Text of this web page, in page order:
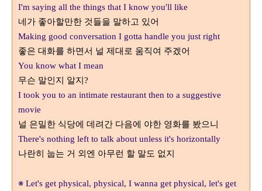
I'm saying all the things that I know you'll like
네가 좋아할만한 것들을 말하고 있어
Making good conversation I gotta handle you just right
좋은 대화를 하면서 널 제대로 움직여 주겠어
You know what I mean
무슨 말인지 알지?
I took you to an intimate restaurant then to a suggestive
movie
널 은밀한 식당에 데려간 다음에 야한 영화를 봤으니
There's nothing left to talk about unless it's horizontally
나란히 눕는 거 외엔 아무런 할 말도 없지
※ Let's get physical, physical, I wanna get physical, let's get